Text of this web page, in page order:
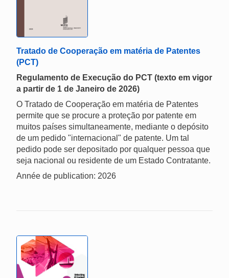
Tratado de Cooperação em matéria de Patentes
(PCT)
Regulamento de Execução do PCT (texto em vigor
a partir de 1 de Janeiro de 2026)
O Tratado de Cooperação em matéria de Patentes
permite que se procure a proteção por patente em
muitos países simultaneamente, mediante o depósito
de um pedido "internacional" de patente. Um tal
pedido pode ser depositado por qualquer pessoa que
seja nacional ou residente de um Estado Contratante.
Année de publication: 2026